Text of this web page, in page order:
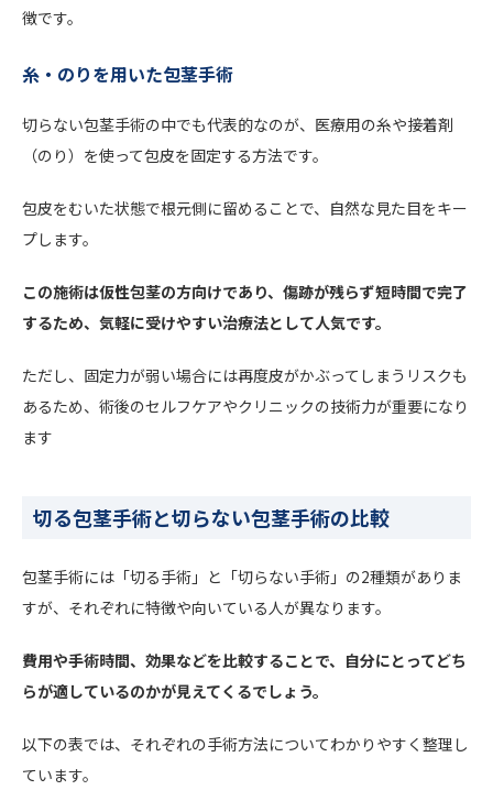
徴です。
糸・のりを用いた包茎手術
切らない包茎手術の中でも代表的なのが、医療用の糸や接着剤
（のり）を使って包皮を固定する方法です。
包皮をむいた状態で根元側に留めることで、自然な見た目をキー
プします。
この施術は仮性包茎の方向けであり、傷跡が残らず短時間で完了
するため、気軽に受けやすい治療法として人気です。
ただし、固定力が弱い場合には再度皮がかぶってしまうリスクも
あるため、術後のセルフケアやクリニックの技術力が重要になり
ます
切る包茎手術と切らない包茎手術の比較
包茎手術には「切る手術」と「切らない手術」の2種類がありま
すが、それぞれに特徴や向いている人が異なります。
費用や手術時間、効果などを比較することで、自分にとってどち
らが適しているのかが見えてくるでしょう。
以下の表では、それぞれの手術方法についてわかりやすく整理し
ています。